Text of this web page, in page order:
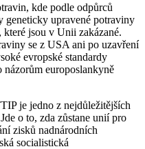
kde podle odpůrců
geneticky upravené potraviny
jsou v Unii zakázané.
se z USA ani po uzavření
evropské standardy
názorům europoslankyně
je jedno z nejdůležitějších
o to, zda zůstane unií pro
zisků nadnárodních
socialistická